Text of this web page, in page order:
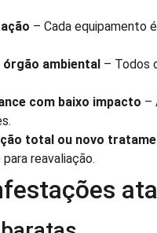
– Cada equipamento
ambiental – Todos
com baixo impacto –
total ou novo
reavaliação.